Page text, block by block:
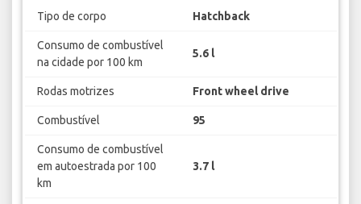
Tipo de corpo Hatchback
Consumo de combustível
na cidade por 100 km
5.6 l
Rodas motrizes Front wheel drive
Combustível 95
Consumo de combustível
em autoestrada por 100
km
3.7 l